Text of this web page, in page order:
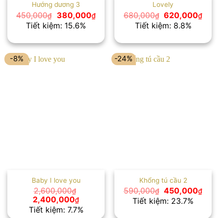
Hướng dương 3
450,000₫
Giá
gốc
là:
380,000₫Giá
hiện
là:
380,000₫.
Tiết kiệm: 15.6%
Lovely
680,000₫ Giá
gốc
là:
620,000₫Giá
là:
Tiết kiệm: 8.8%
-8%
Baby I love you
2,600,000₫
Giá
gốc
là:
2,400,000₫Giá
hiện
tại
Tiết kiệm: 7.7%
-24%
Khổng tú cầu 2
590,000₫ Giá
gốc
là:
450,000₫Giá
là:
Tiết kiệm: 23.7%